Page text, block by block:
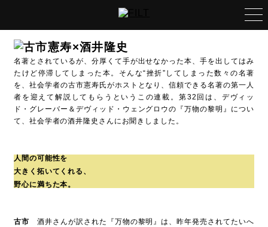
いつもの島で語り尽くす、
大人の軽やかな遊び方。
俳優・哀川 翔 × 俳優・原田龍二
生き方さがしの道しるべ
作家・佐藤優×チームみらい党首・安野貴博
愛と平和の1時間
俳優・原田龍二
名著とされているが、分厚くて手が出せなかった本、手を出してはみ
たけど停滞してしまった本。そんな“挫折”してしまった数々の名著
を、社会学者の古市憲寿氏がホストとなり、信頼できる名著の第一人
者を迎えて解説してもらうというこの連載。第32回は、デヴィッ
ド・グレーバー＆デヴィッド・ウェングロウの『万物の黎明』につい
て、社会学者の酒井隆史さんにお聞きしました。
人間の可能性を
大きく拓いてくれる、
野心に満ちた本。
古市 酒井さんが訳された『万物の黎明』は、昨年発売されてたいへ